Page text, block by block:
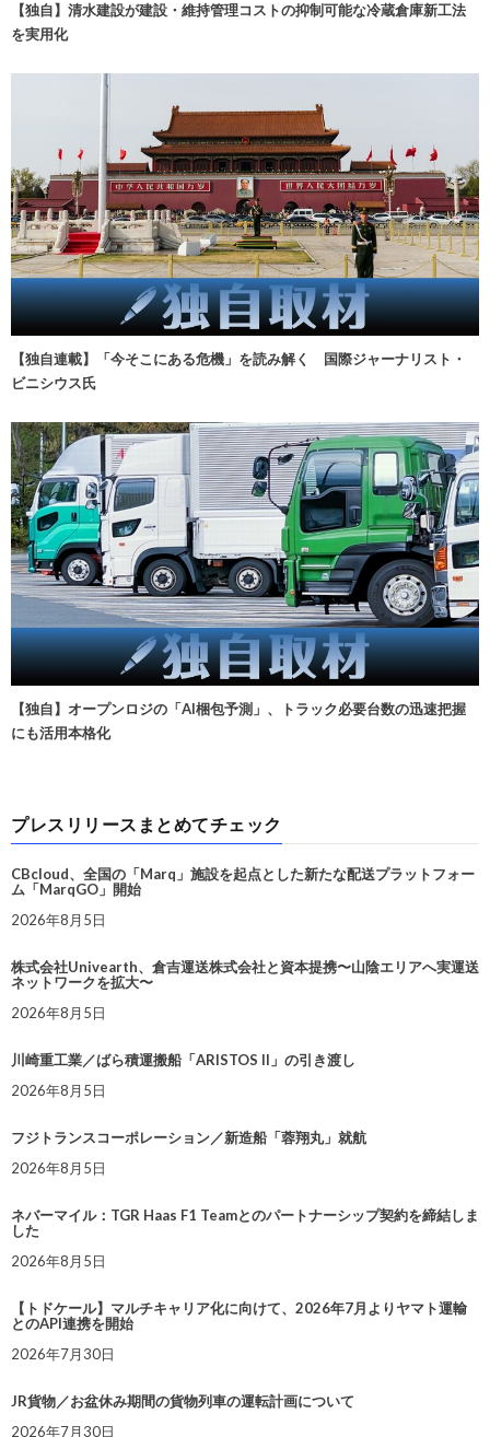
【独自】清水建設が建設・維持管理コストの抑制可能な冷蔵倉庫新工法
を実用化
【独自連載】「今そこにある危機」を読み解く 国際ジャーナリスト・
ビニシウス氏
【独自】オープンロジの「AI梱包予測」、トラック必要台数の迅速把握
にも活用本格化
プレスリリースまとめてチェック
CBcloud、全国の「Marq」施設を起点とした新たな配送プラットフォー
ム「MarqGO」開始
2026年8月5日
株式会社Univearth、倉吉運送株式会社と資本提携〜山陰エリアへ実運送
ネットワークを拡大〜
2026年8月5日
川崎重工業／ばら積運搬船「ARISTOS II」の引き渡し
2026年8月5日
フジトランスコーポレーション／新造船「蓉翔丸」就航
2026年8月5日
ネバーマイル：TGR Haas F1 Teamとのパートナーシップ契約を締結しま
した
2026年8月5日
【トドケール】マルチキャリア化に向けて、2026年7月よりヤマト運輸
とのAPI連携を開始
2026年7月30日
JR貨物／お盆休み期間の貨物列車の運転計画について
2026年7月30日